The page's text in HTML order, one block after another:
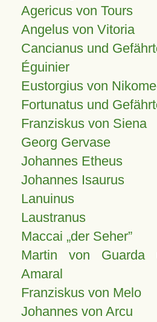
Agericus von Tours
Angelus von Vitoria
Cancianus und
Éguinier
Eustorgius von
Fortunatus und
Franziskus von Siena
Georg Gervase
Johannes Etheus
Johannes Isaurus
Lanuinus
Laustranus
Maccai „der Seher”
Martin von Guarda
Amaral
Franziskus von Melo
Johannes von Arcu